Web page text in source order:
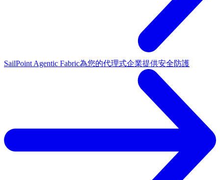
SailPoint Agentic Fabric為您的代理式企業提供安全防護